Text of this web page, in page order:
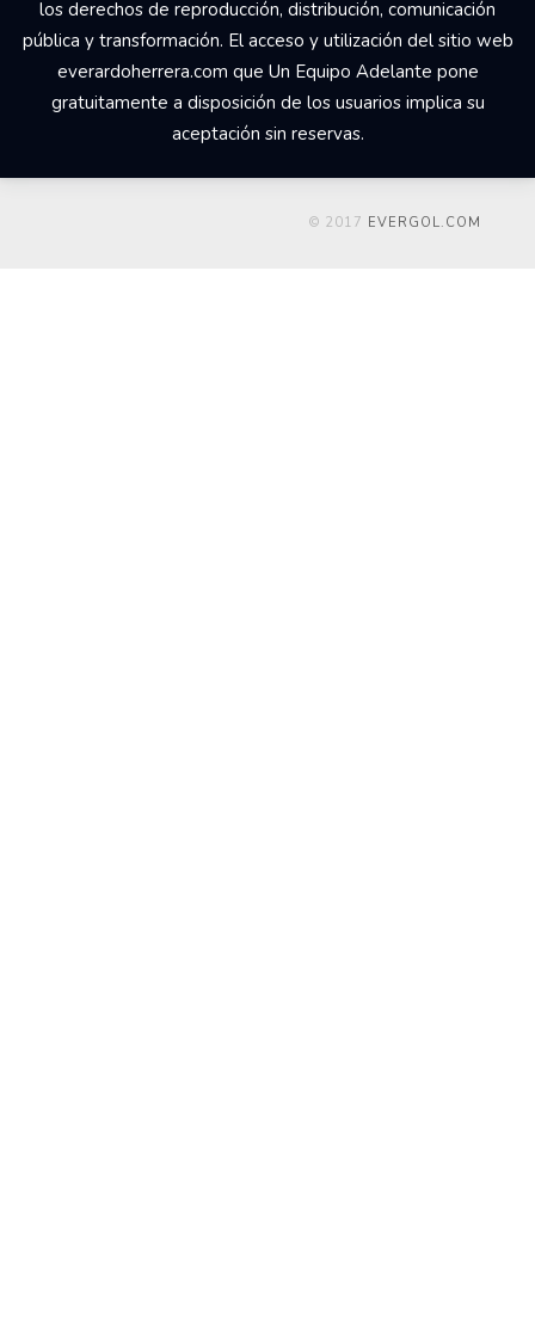
los derechos de reproducción, distribución, comunicación
pública y transformación. El acceso y utilización del sitio web
everardoherrera.com que Un Equipo Adelante pone
gratuitamente a disposición de los usuarios implica su
aceptación sin reservas.
© 2017 EVERGOL.COM